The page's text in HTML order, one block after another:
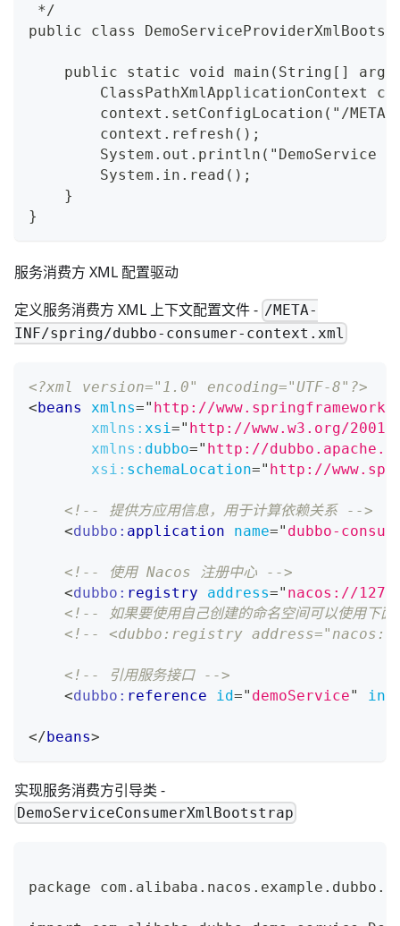
*/
public class
public static void main(String[]
ClassPathXmlApplicationContext
context.setConfigLocation("/
        context.refresh();
System.out.println("DemoService
        System.in.read();
    }
}
服务消费方 XML 配置驱动
定义服务消费方 XML 上下文配置文件 - /META-
INF/spring/dubbo-consumer-context.xml
<?xml version="1.0" encoding="UTF-8"?>
< beans xmlns=" http://
xmlns: xsi=" http://www.w3.org/2001/
xmlns: dubbo=" http://
xsi: schemaLocation=" http://
<!-- 提供方应用信息，用于计算依赖关系 -->
<dubbo: application name=" dubbo-
<!-- 使用 Nacos 注册中心 -->
<dubbo: registry address=" nacos://
<!-- 如果要使用自己创建的命名空间可以使用下
<!-- <dubbo:registry address="nacos://
<!-- 引用服务接口 -->
<dubbo: reference id=" demoService"
</ beans>
实现服务消费方引导类 -
DemoServiceConsumerXmlBootstrap
package